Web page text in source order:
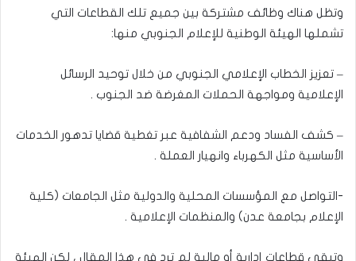
وتظل هناك وظائف مشتركة بين جميع تلك القطاعات التي
تشملها الهيئة الوطنية للإعلام الجنوبي منها:
– تعزيز الخطاب الإعلامي الجنوبي من خلال توحيد الرسائل
الإعلامية ومواجهة الحملات المغرضة ضد الجنوب .
– كشف الفساد ودعم الشفافية عبر تغطية قضايا تدهور الخدمات
الأساسية مثل الكهرباء وانهيار العملة .
-التواصل مع المؤسسات المحلية والدولية مثل الجامعات (كلية
الإعلام بجامعة عدن) والمنظمات الإعلامية .
وتبقى قطاعات إدارية أو مالية لم ترد في هذا المقال ، لكن الهيئة